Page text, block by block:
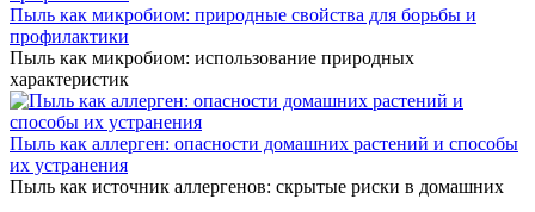
Пыль как микробиом: природные свойства для борьбы и
профилактики
Пыль как микробиом: использование природных
характеристик
Пыль как аллерген: опасности домашних растений и способы
их устранения
Пыль как источник аллергенов: скрытые риски в домашних